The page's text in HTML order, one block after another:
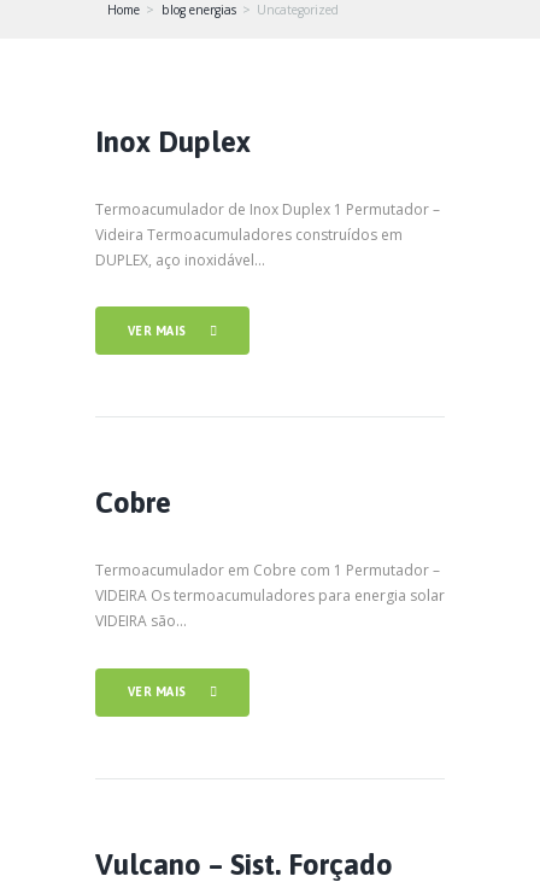
Home blog energias Uncategorized
Inox Duplex
Termoacumulador de Inox Duplex 1 Permutador –
Videira Termoacumuladores construí­dos em
DUPLEX, aço inoxidável...
VER MAIS
Cobre
Termoacumulador em Cobre com 1 Permutador –
VIDEIRA Os termoacumuladores para energia solar
VIDEIRA são...
VER MAIS
Vulcano – Sist. Forçado